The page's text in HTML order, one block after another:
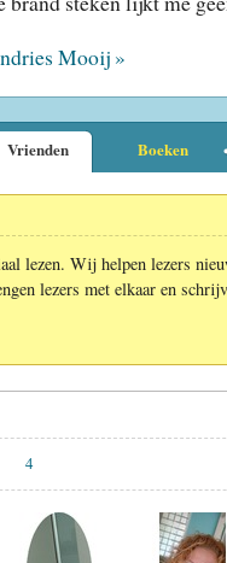
Mooij »
Vrienden Boeken
lezen. Wij helpen lezers
lezers met elkaar en
4